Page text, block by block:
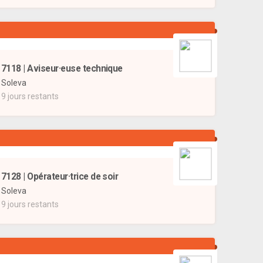
7118 | Aviseur·euse technique
Soleva
9 jours restants
7128 | Opérateur·trice de soir
Soleva
9 jours restants